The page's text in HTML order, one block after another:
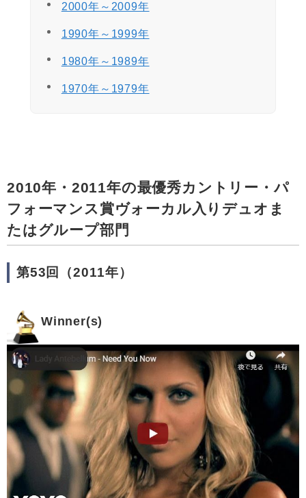
2000年～2009年
1990年～1999年
1980年～1989年
1970年～1979年
2010年・2011年の最優秀カントリー・パ
フォーマンス賞ヴォーカル入りデュオま
たはグループ部門
第53回（2011年）
Winner(s)